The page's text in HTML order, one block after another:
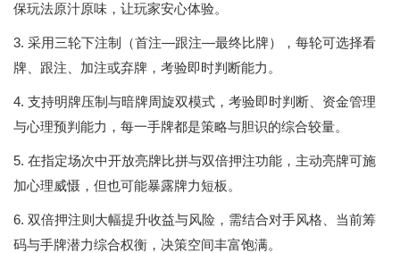
保玩法原汁原味，让玩家安心体验。
3. 采用三轮下注制（首注—跟注—最终比牌），每轮可选择看
牌、跟注、加注或弃牌，考验即时判断能力。
4. 支持明牌压制与暗牌周旋双模式，考验即时判断、资金管理
与心理预判能力，每一手牌都是策略与胆识的综合较量。
5. 在指定场次中开放亮牌比拼与双倍押注功能，主动亮牌可施
加心理威慑，但也可能暴露牌力短板。
6. 双倍押注则大幅提升收益与风险，需结合对手风格、当前筹
码与手牌潜力综合权衡，决策空间丰富饱满。